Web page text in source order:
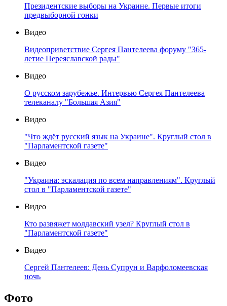
Президентские выборы на Украине. Первые итоги
предвыборной гонки
Видео
Видеоприветствие Сергея Пантелеева форуму "365-
летие Переяславской рады"
Видео
О русском зарубежье. Интервью Сергея Пантелеева
телеканалу "Большая Азия"
Видео
"Что ждёт русский язык на Украине". Круглый стол в
"Парламентской газете"
Видео
"Украина: эскалация по всем направлениям". Круглый
стол в "Парламентской газете"
Видео
Кто развяжет молдавский узел? Круглый стол в
"Парламентской газете"
Видео
Сергей Пантелеев: День Супрун и Варфоломеевская
ночь
Фото